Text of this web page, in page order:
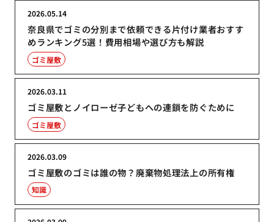
奈良県でゴミの分別まで依頼できる片付け業者おすす
めランキング5選！費用相場や選び方も解説
2026.05.14
ゴミ屋敷
ゴミ屋敷とノイローゼ子どもへの連鎖を防ぐために
2026.03.11
ゴミ屋敷
ゴミ屋敷のゴミは誰の物？廃棄物処理法上の所有権
2026.03.09
知識